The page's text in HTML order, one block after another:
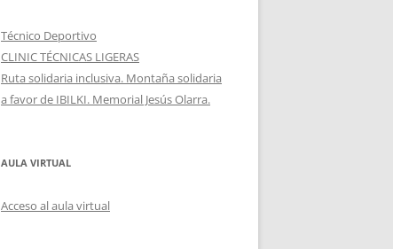
Técnico Deportivo
CLINIC TÉCNICAS LIGERAS
Ruta solidaria inclusiva. Montaña solidaria
a favor de IBILKI. Memorial Jesús Olarra.
AULA VIRTUAL
Acceso al aula virtual